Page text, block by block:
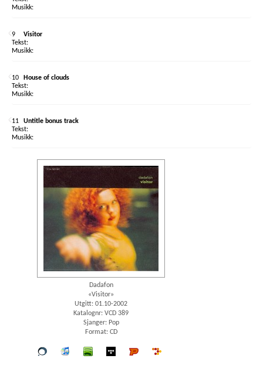
9 Visitor
10 House of clouds
11 Untitle bonus track
Dadafon
«Visitor»
Utgitt: 01.10-2002
Katalognr: VCD 389
Sjanger: Pop
Format: CD
Vår
iTunes spotify wimp Platekompaniet